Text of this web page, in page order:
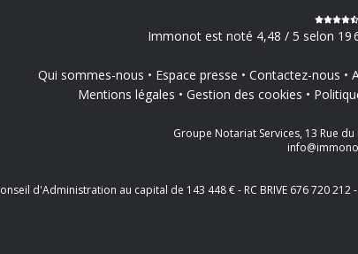
Immonot est noté 4,48 / 5 selon 19
Qui sommes-nous Espace presse Contactez-nous
Mentions légales
Gestion des cookies
Groupe Notariat Services, 13 Rue
d'Administration au capital de 143 448 € - RC BRIVE 676 720